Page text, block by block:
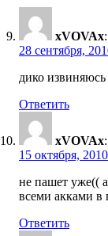
xVOVAx:
28 сентября,
дико извиняюсь
Ответить
xVOVAx:
15 октября,
не пашет уже((
всеми акками в
Ответить